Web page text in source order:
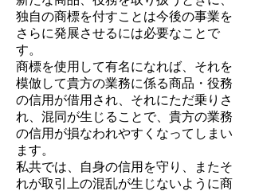
独自の商標を付すことは今後の事業を
さらに発展させるには必要なことで
す。
商標を使用して有名になれば、それを
模倣して貴方の業務に係る商品・役務
の信用が借用され、それにただ乗りさ
れ、混同が生じることで、貴方の業務
の信用が損なわれやすくなってしまい
ます。
私共では、自身の信用を守り、またそ
れが取引上の混乱が生じないように商